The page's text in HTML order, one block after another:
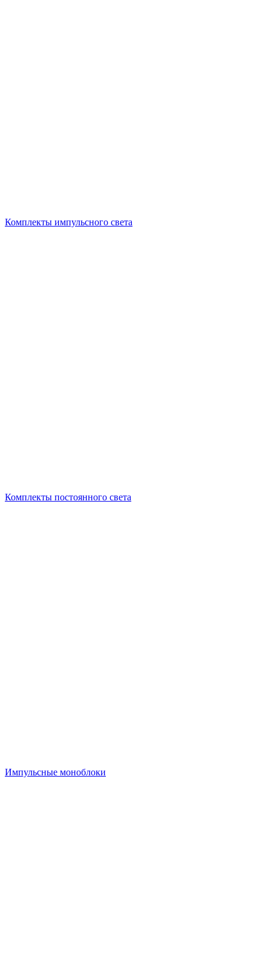
Комплекты импульсного света
Комплекты постоянного света
Импульсные моноблоки